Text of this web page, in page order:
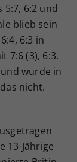
6:2 und
blieb sein
6:3 in
7:6 (3), 6:3.
wurde in
nicht.
13-Jährige